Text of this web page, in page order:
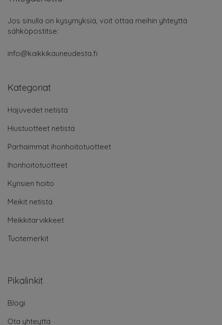
Jos sinulla on kysymyksiä, voit ottaa meihin yhteyttä
sähköpostitse:
info@kaikkikauneudesta.fi
Kategoriat
Hajuvedet netistä
Hiustuotteet netistä
Parhaimmat ihonhoitotuotteet
Ihonhoitotuotteet
Kynsien hoito
Meikit netistä
Meikkitarvikkeet
Tuotemerkit
Pikalinkit
Blogi
Ota yhteyttä